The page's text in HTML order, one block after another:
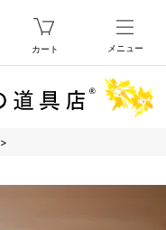
カート メニュー